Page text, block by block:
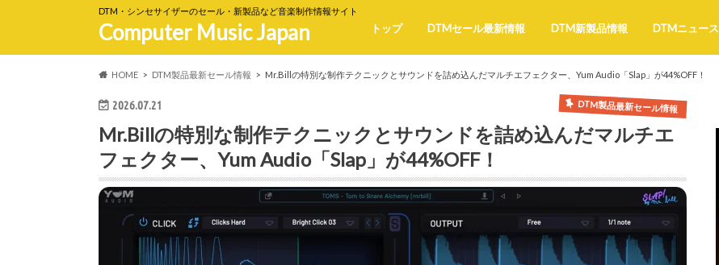
DTM・シンセサイザーのセール・新製品など音楽制作情報サイト
Computer Music Japan トップ DTMセール最新情報 DTM新製品情報 DTMニュース
HOME DTM製品最新セール情報 Mr.Billの特別な制作テクニックとサウンドを詰め込んだマルチエフェクター、Yum Audio「Slap」が44%OFF！
2026.07.21 DTM製品最新セール情報
Mr.Billの特別な制作テクニックとサウンドを詰め込んだマルチエ
フェクター、Yum Audio「Slap」が44%OFF！